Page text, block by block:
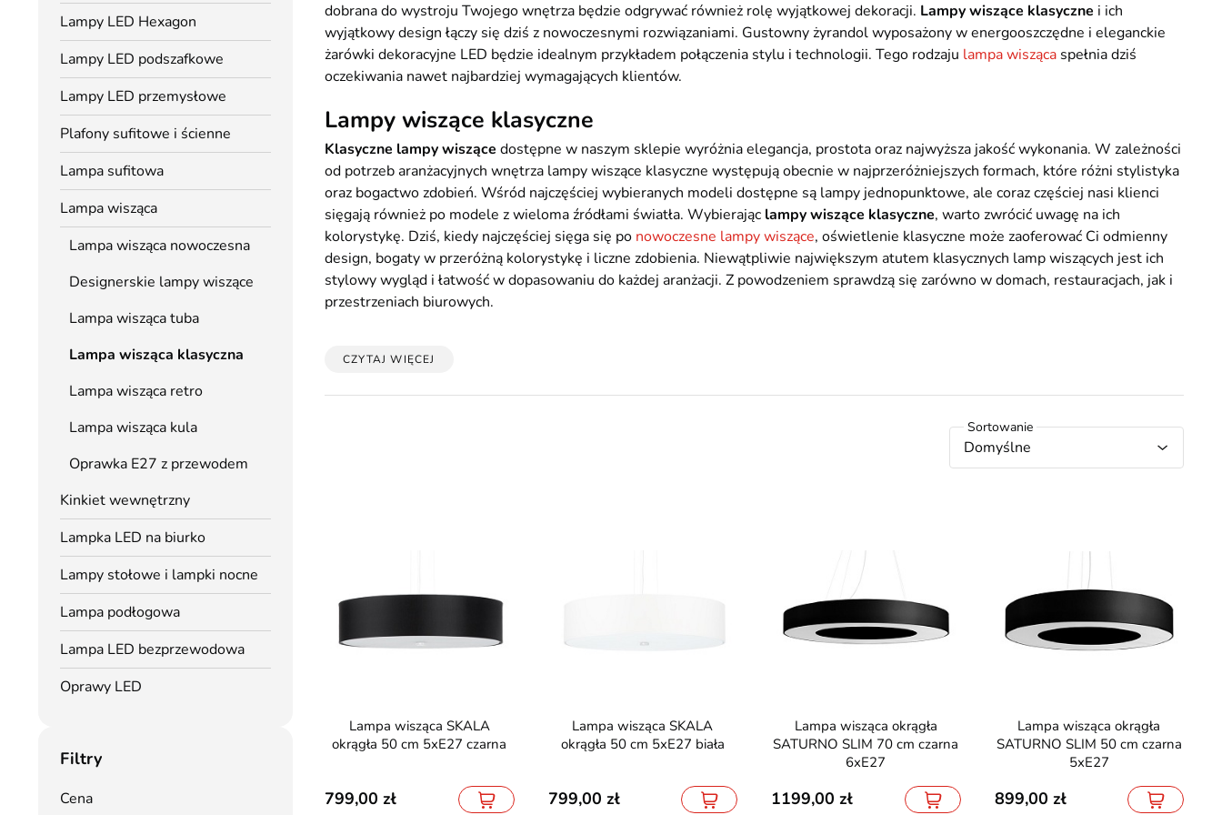
Lampy LED Hexagon
Lampy LED podszafkowe
Lampy LED przemysłowe
Plafony sufitowe i ścienne
Lampa sufitowa
Lampa wisząca
Lampa wisząca nowoczesna
Designerskie lampy wiszące
Lampa wisząca tuba
Lampa wisząca klasyczna
Lampa wisząca retro
Lampa wisząca kula
Oprawka E27 z przewodem
Kinkiet wewnętrzny
Lampka LED na biurko
Lampy stołowe i lampki nocne
Lampa podłogowa
Lampa LED bezprzewodowa
Oprawy LED
Filtry
Cena
dobrana do wystroju Twojego wnętrza będzie odgrywać również rolę wyjątkowej dekoracji. Lampy wiszące klasyczne i ich
wyjątkowy design łączy się dziś z nowoczesnymi rozwiązaniami. Gustowny żyrandol wyposażony w energooszczędne i eleganckie
żarówki dekoracyjne LED będzie idealnym przykładem połączenia stylu i technologii. Tego rodzaju lampa wisząca spełnia dziś
oczekiwania nawet najbardziej wymagających klientów.
Lampy wiszące klasyczne
Klasyczne lampy wiszące dostępne w naszym sklepie wyróżnia elegancja, prostota oraz najwyższa jakość wykonania. W zależności
od potrzeb aranżacyjnych wnętrza lampy wiszące klasyczne występują obecnie w najprzeróżniejszych formach, które różni stylistyka
oraz bogactwo zdobień. Wśród najczęściej wybieranych modeli dostępne są lampy jednopunktowe, ale coraz częściej nasi klienci
sięgają również po modele z wieloma źródłami światła. Wybierając lampy wiszące klasyczne, warto zwrócić uwagę na ich
kolorystykę. Dziś, kiedy najczęściej sięga się po nowoczesne lampy wiszące, oświetlenie klasyczne może zaoferować Ci odmienny
design, bogaty w przeróżną kolorystykę i liczne zdobienia. Niewątpliwie największym atutem klasycznych lamp wiszących jest ich
stylowy wygląd i łatwość w dopasowaniu do każdej aranżacji. Z powodzeniem sprawdzą się zarówno w domach, restauracjach, jak i
przestrzeniach biurowych.
CZYTAJ WIĘCEJ
Domyślne
Lampa wisząca SKALA
okrągła 50 cm 5xE27 czarna
799,00
Lampa wisząca SKALA
okrągła 50 cm 5xE27 biała
799,00
Lampa wisząca okrągła
SATURNO SLIM 70 cm czarna
6xE27
1199,00
Lampa wisząca okrągła
SATURNO SLIM 50 cm czarna
5xE27
899,00